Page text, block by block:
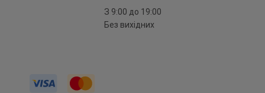
З 9:00 до 19:00
Без вихідних